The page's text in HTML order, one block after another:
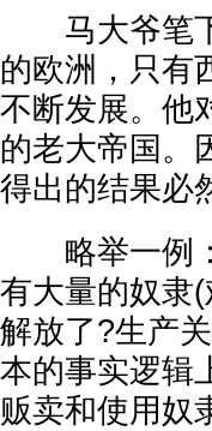
马大爷笔下
的欧洲，只有
不断发展。他
的老大帝国。
得出的结果必
略举一例：
有大量的奴隶
解放了?生产
本的事实逻辑
贩卖和使用奴